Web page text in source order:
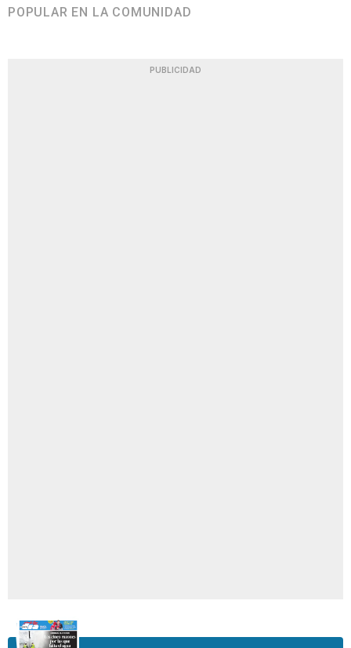
POPULAR EN LA COMUNIDAD
PUBLICIDAD